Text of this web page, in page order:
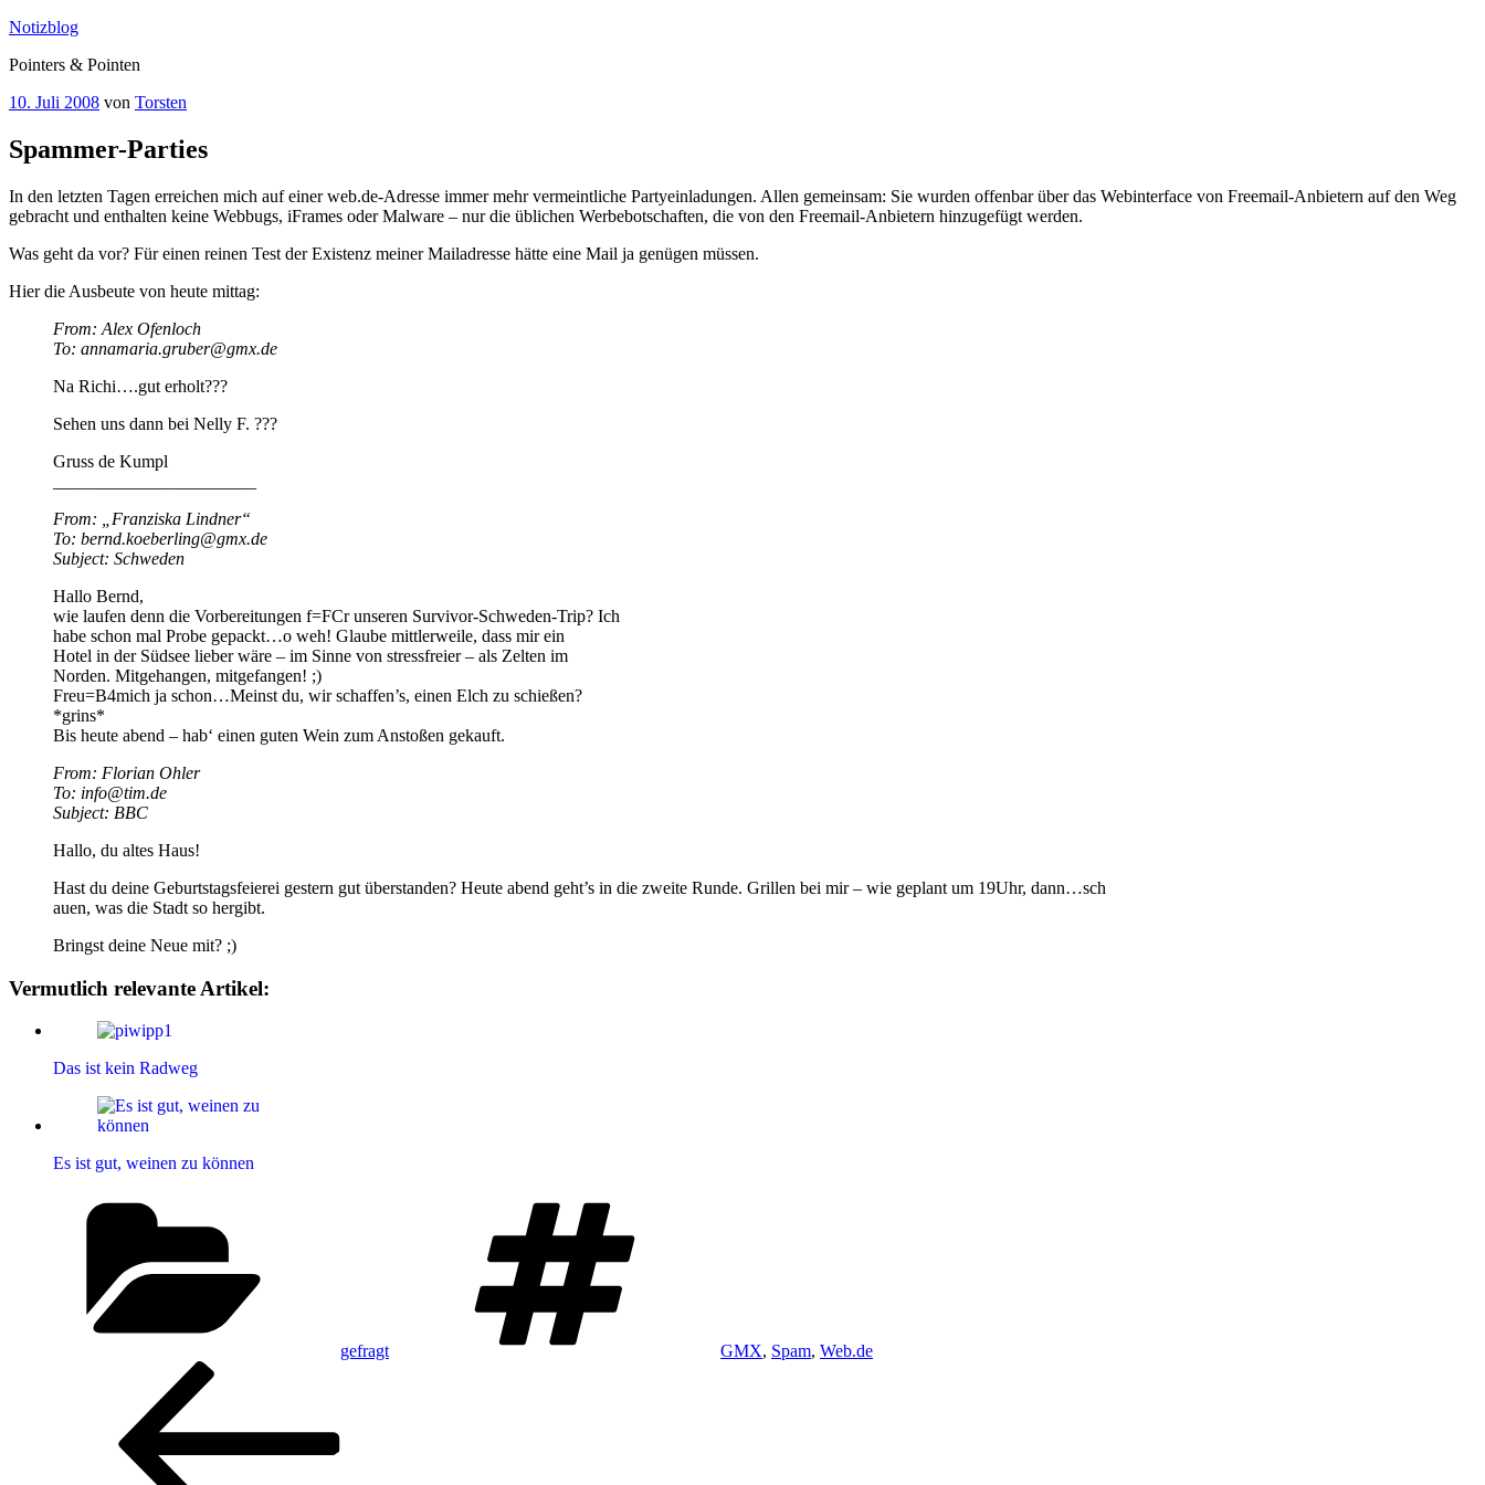
Zum
springen
Notizblog
Pointers & Pointen
Veröffentlicht
10. Juli 2008 von Torsten
Spammer-Parties
In den letzten Tagen erreichen mich auf einer web.de-Adresse immer mehr vermeintliche Partyeinladungen. Allen gemeinsam: Sie wurden offenbar über das Webinterface von Freemail-Anbietern auf den Weg
gebracht und enthalten keine Webbugs, iFrames oder Malware – nur die üblichen Werbebotschaften, die von den Freemail-Anbietern hinzugefügt werden.
Was geht da vor? Für einen reinen Test der Existenz meiner Mailadresse hätte eine Mail ja genügen müssen.
Hier die Ausbeute von heute mittag:
From: Alex Ofenloch
To: annamaria.gruber@gmx.de
Na Richi….gut erholt???
Sehen uns dann bei Nelly F. ???
Gruss de Kumpl
From: „Franziska Lindner“
To: bernd.koeberling@gmx.de
Subject: Schweden
Hallo Bernd,
wie laufen denn die Vorbereitungen f=FCr unseren Survivor-Schweden-Trip? Ich
habe schon mal Probe gepackt…o weh! Glaube mittlerweile, dass mir ein
Hotel in der Südsee lieber wäre – im Sinne von stressfreier – als Zelten im
Norden. Mitgehangen, mitgefangen! ;)
Freu=B4mich ja schon…Meinst du, wir schaffen’s, einen Elch zu schießen?
*grins*
Bis heute abend – hab‘ einen guten Wein zum Anstoßen gekauft.
From: Florian Ohler
To: info@tim.de
Subject: BBC
Hallo, du altes Haus!
Hast du deine Geburtstagsfeierei gestern gut überstanden? Heute abend geht’s in die zweite Runde. Grillen bei mir – wie geplant um 19Uhr, dann…sch
auen, was die Stadt so hergibt.
Bringst deine Neue mit? ;)
Vermutlich relevante Artikel:
Das ist kein Radweg
Es ist gut, weinen zu können
gefragt GMX, Spam, Web.de
Beitragsnavigation